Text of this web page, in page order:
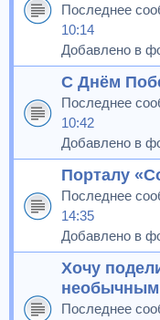
Последнее
10:14
Добавлено в
С Днём
Последнее
10:42
Добавлено в
Порталу
Последнее
14:35
Добавлено в
Хочу
Последнее